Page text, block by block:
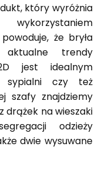
który wyróżnia
że bryła
trendy
jest idealnym
sypialni czy też
szafy znajdziemy
drążek na wieszaki
odzieży
dwie wysuwane